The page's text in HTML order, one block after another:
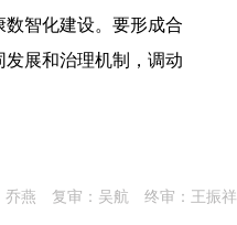
智化建设。要形成合
展和治理机制，调动
乔燕 复审：吴航 终审：王振祥